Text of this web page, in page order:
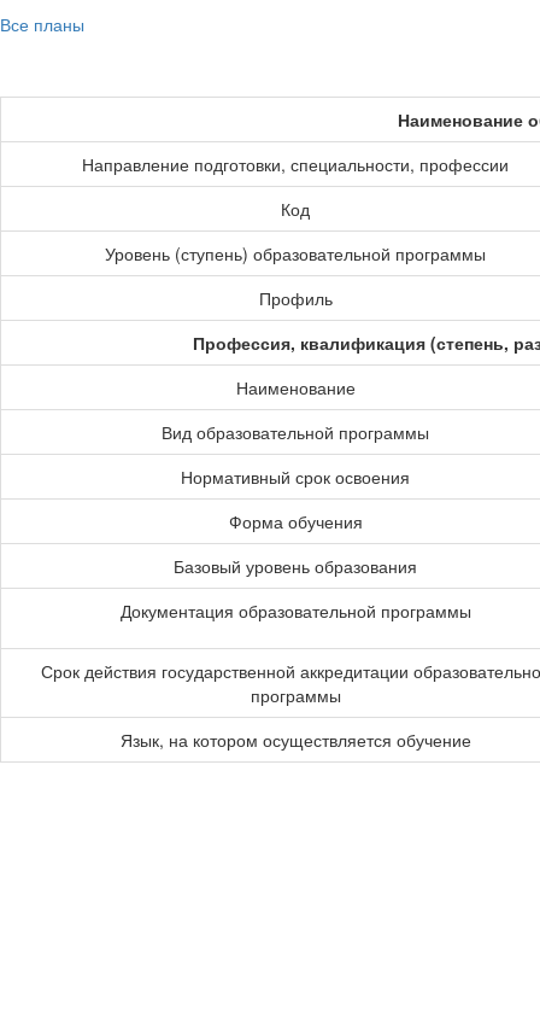
Все планы
Наименование
Направление подготовки, специальности, профессии
Код
Уровень (ступень) образовательной программы
Профиль
Профессия, квалификация (степень,
Наименование
Вид образовательной программы
Нормативный срок освоения
Форма обучения
Базовый уровень образования
Документация образовательной программы
Срок действия государственной аккредитации
программы
Язык, на котором осуществляется обучение